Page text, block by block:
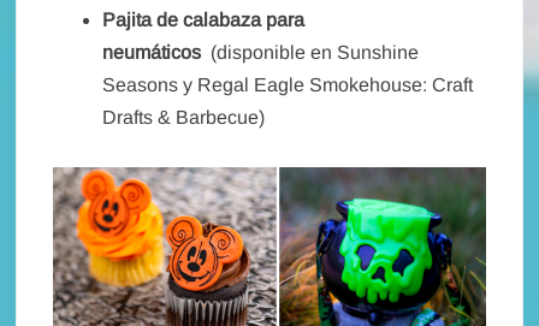
Pajita de calabaza para
neumáticos (disponible en Sunshine
Seasons y Regal Eagle Smokehouse: Craft
Drafts & Barbecue)